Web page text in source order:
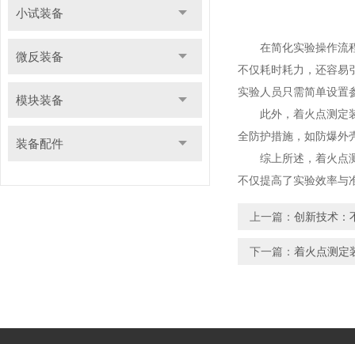
小试装备
微反装备
模块装备
装备配件
在简化实验操作流程
不仅耗时耗力，还容易
实验人员只需简单设置
此外，着火点测定装
全防护措施，如防爆外
综上所述，着火点测
不仅提高了实验效率与
上一篇： 创新技术：
下一篇： 着火点测定